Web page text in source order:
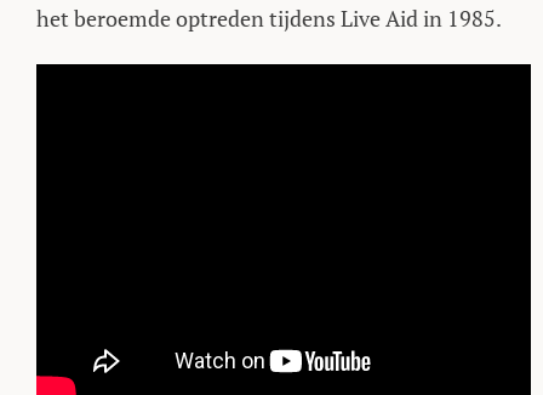
het beroemde optreden tijdens Live Aid in 1985.